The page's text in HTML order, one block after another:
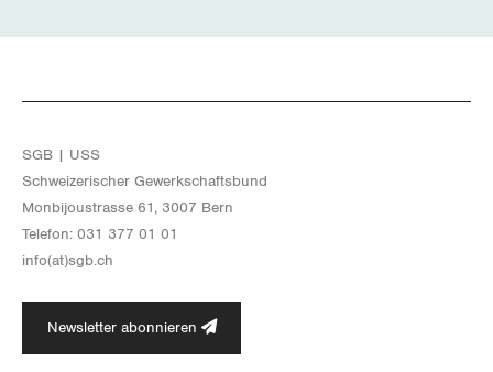
SGB | USS
Schwei­ze­ri­scher Ge­werk­schafts­bund
Mon­bi­joustras­se 61, 3007 Bern
Te­le­fon: 031 377 01 01
info(at)​sgb.​ch
Newsletter abonnieren